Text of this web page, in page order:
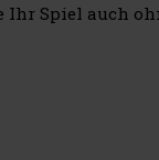
Ihr Spiel auch